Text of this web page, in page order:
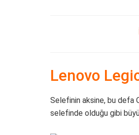
Lenovo
Selefinin aksine, bu defa
selefinde olduğu gibi